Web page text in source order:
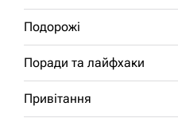
Подорожі
Поради та лайфхаки
Привітання